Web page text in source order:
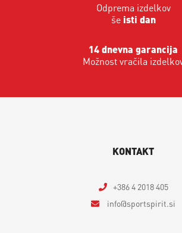
Odprema izdelkov
še isti dan
14 dnevna garancija
Možnost vračila
KONTAKT
+386 4 2018 405
info
sportspirit.si